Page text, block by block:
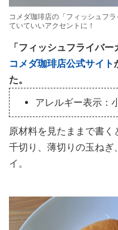
コメダ珈琲店の「フィッシュフ
ていていいアクセントに！
「フィッシュフライバ
コメダ珈琲店公式サイト
た。
アレルギー表示：
原材料を見たままで書
千切り、薄切りの玉ねぎ
イ。